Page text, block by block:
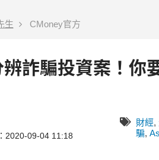
生 CMoney官方
詐騙投資案！你
2020-09-04 11:18
財經,
騙,